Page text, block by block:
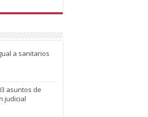
a sanitarios
asuntos de
judicial